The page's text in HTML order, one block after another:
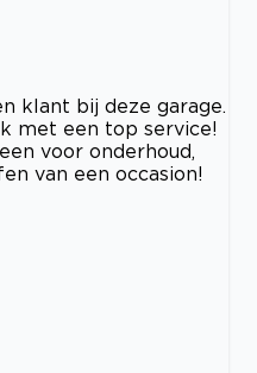
klant bij deze garage.
met een top service!
voor onderhoud,
van een occasion!